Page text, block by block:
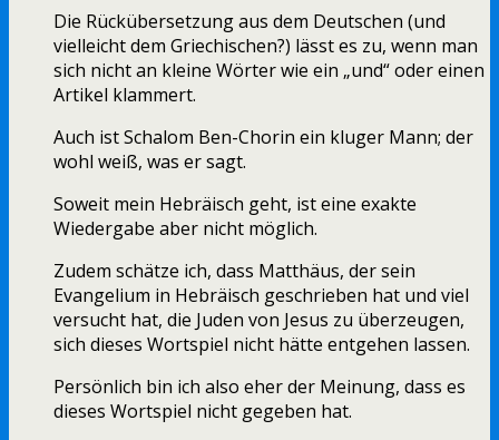
Die Rückübersetzung aus dem Deutschen (und
vielleicht dem Griechischen?) lässt es zu, wenn man
sich nicht an kleine Wörter wie ein „und“ oder einen
Artikel klammert.
Auch ist Schalom Ben-Chorin ein kluger Mann; der
wohl weiß, was er sagt.
Soweit mein Hebräisch geht, ist eine exakte
Wiedergabe aber nicht möglich.
Zudem schätze ich, dass Matthäus, der sein
Evangelium in Hebräisch geschrieben hat und viel
versucht hat, die Juden von Jesus zu überzeugen,
sich dieses Wortspiel nicht hätte entgehen lassen.
Persönlich bin ich also eher der Meinung, dass es
dieses Wortspiel nicht gegeben hat.